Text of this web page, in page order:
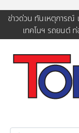
ข่าวด่วน ทันเหตุการณ์
เทคโนฯ รถยนต์